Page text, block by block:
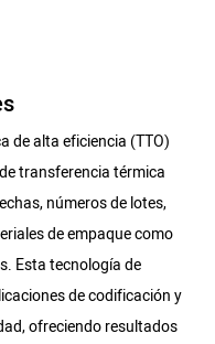
de alta eficiencia (TTO)
transferencia térmica
números de lotes,
de empaque como
Esta tecnología de
de codificación y
ofreciendo resultados